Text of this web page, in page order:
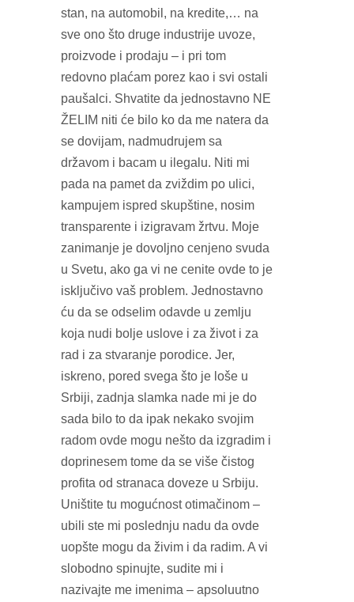
stan, na automobil, na kredite,… na
sve ono što druge industrije uvoze,
proizvode i prodaju – i pri tom
redovno plaćam porez kao i svi ostali
paušalci. Shvatite da jednostavno NE
ŽELIM niti će bilo ko da me natera da
se dovijam, nadmudrujem sa
državom i bacam u ilegalu. Niti mi
pada na pamet da zviždim po ulici,
kampujem ispred skupštine, nosim
transparente i izigravam žrtvu. Moje
zanimanje je dovoljno cenjeno svuda
u Svetu, ako ga vi ne cenite ovde to je
isključivo vaš problem. Jednostavno
ću da se odselim odavde u zemlju
koja nudi bolje uslove i za život i za
rad i za stvaranje porodice. Jer,
iskreno, pored svega što je loše u
Srbiji, zadnja slamka nade mi je do
sada bilo to da ipak nekako svojim
radom ovde mogu nešto da izgradim i
doprinesem tome da se više čistog
profita od stranaca doveze u Srbiju.
Uništite tu mogućnost otimačinom –
ubili ste mi poslednju nadu da ovde
uopšte mogu da živim i da radim. A vi
slobodno spinujte, sudite mi i
nazivajte me imenima – apsoluutno